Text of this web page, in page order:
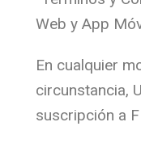
Web y App
En cualquier
circunstancia,
suscripción a